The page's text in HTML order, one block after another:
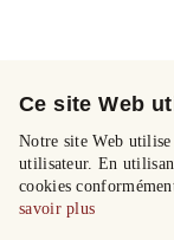
Ce site Web
Notre site Web
utilisateur. En
cookies
savoir plus